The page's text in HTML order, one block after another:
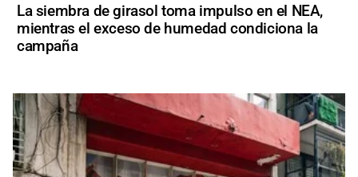
La siembra de girasol toma impulso en el NEA,
mientras el exceso de humedad condiciona la
campaña